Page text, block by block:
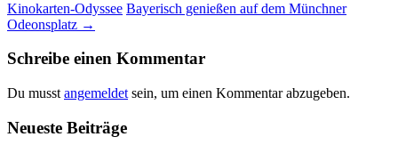
Navigation
Kinokarten-Odyssee Bayerisch genießen auf dem Münchner
Odeonsplatz →
Schreibe einen Kommentar
Du musst angemeldet sein, um einen Kommentar abzugeben.
Neueste Beiträge